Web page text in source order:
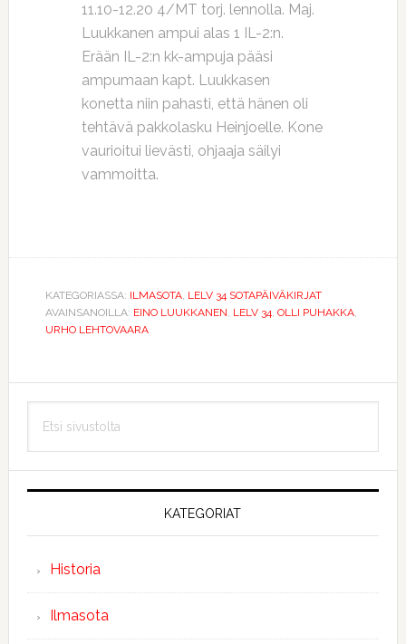
11.10-12.20 4/MT torj. lennolla. Maj.
Luukkanen ampui alas 1 IL-2:n.
Erään IL-2:n kk-ampuja pääsi
ampumaan kapt. Luukkasen
konetta niin pahasti, että hänen oli
tehtävä pakkolasku Heinjoelle. Kone
vaurioitui lievästi, ohjaaja säilyi
vammoitta.
KATEGORIASSA: ILMASOTA, LELV 34 SOTAPÄIVÄKIRJAT
AVAINSANOILLA: EINO LUUKKANEN, LELV 34, OLLI PUHAKKA,
URHO LEHTOVAARA
Ensisijainen
sivupalkki
sivustolta
KATEGORIAT
Historia
Ilmasota